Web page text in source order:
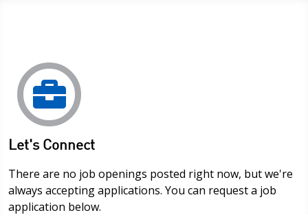
Let's Connect
There are no job openings posted right now, but we're
always accepting applications. You can request a job
application below.